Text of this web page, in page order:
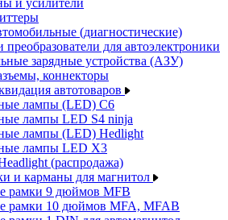
и усилители
(диагностические)
для автоэлектроники
зарядные устройства (АЗУ)
коннекторы
автотоваров
лампы (LED) C6
лампы LED S4 ninja
лампы (LED) Hedlight
лампы LED X3
(распродажа)
и карманы для магнитол
рамки 9 дюймов MFB
рамки 10 дюймов MFA, MFAB